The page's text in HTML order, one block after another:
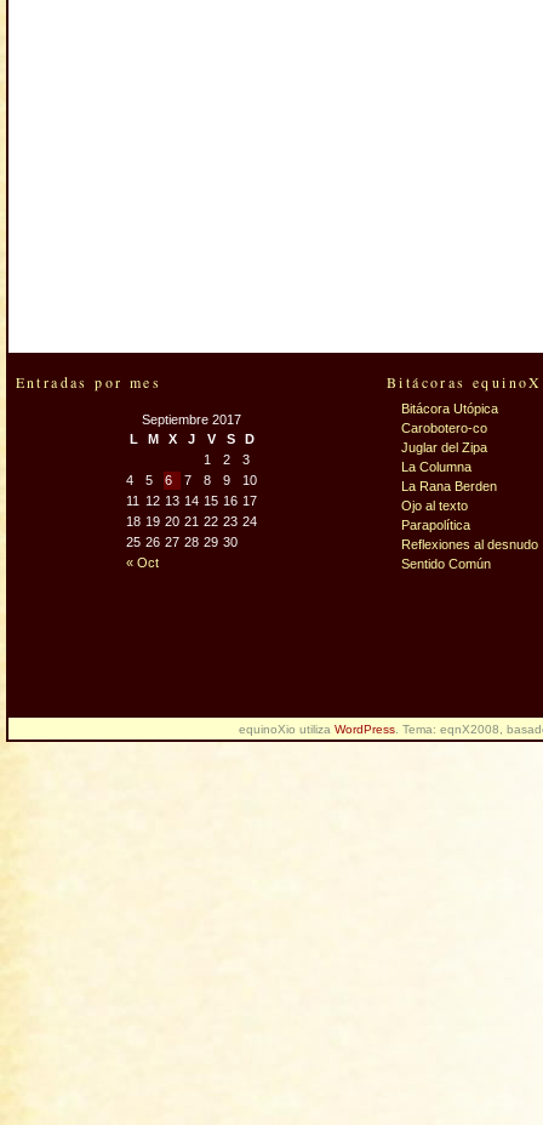
Entradas por mes
Septiembre 2017
L
M X J V S D
« Oct
1 2
3
4
5 6 7 8 9
10
11
12 13 14 15 16 17
18 19 20 21 22 23 24
25 26 27 28 29 30
Bitácoras
Bitácora Utópica
Carobotero-co
Juglar del Zipa
La Columna
La Rana Berden
Ojo al texto
Parapolítica
Reflexiones al desnudo
Sentido Común
equinoXio utiliza WordPress . Tema: eqnX2008,